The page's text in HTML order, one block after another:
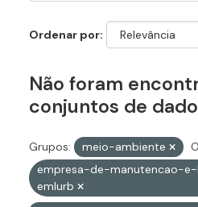
Ordenar por
Não foram
conjuntos de
Grupos: meio-ambiente
empresa-de-manutencao-
emlurb